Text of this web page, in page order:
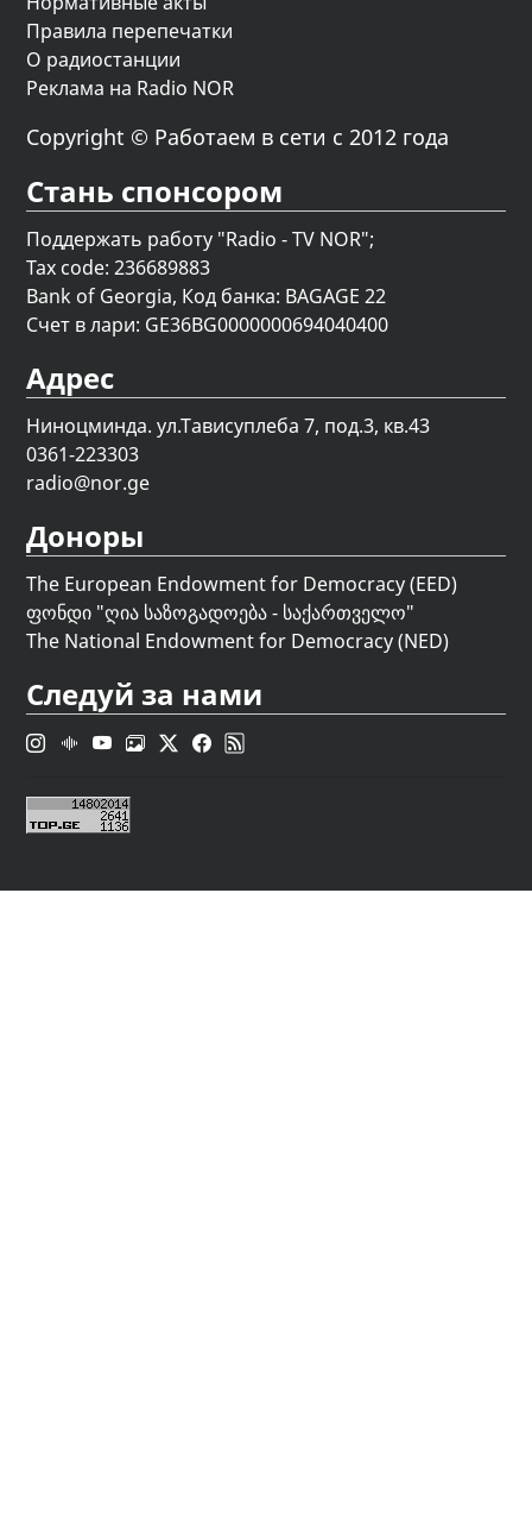
Правила перепечатки
О радиостанции
Реклама на Radio NOR
Copyright © Работаем в сети с 2012 года
Стань спонсором
Поддержать работу "Radio - TV NOR";
Tax code: 236689883
Bank of Georgia, Код банка: BAGAGE 22
Счет в лари: GE36BG0000000694040400
Адрес
Ниноцминда. ул.Тависуплеба 7, под.3, кв.43
0361-223303
radio@nor.ge
Доноры
The European Endowment for Democracy (EED)
ფონდი "ღია საზოგადოება - საქართველო"
The National Endowment for Democracy (NED)
Следуй за нами